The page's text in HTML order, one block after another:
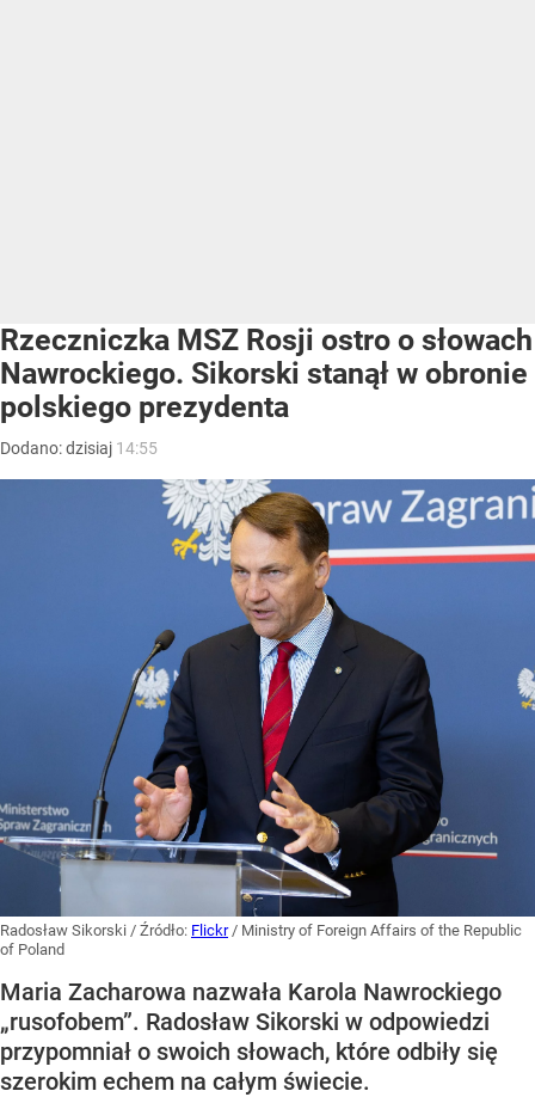
Rzeczniczka MSZ Rosji ostro o słowach
Nawrockiego. Sikorski stanął w obronie
polskiego prezydenta
Dodano:dzisiaj 14:55
Radosław Sikorski / Źródło: Flickr / Ministry of Foreign Affairs of the Republic
of Poland
Maria Zacharowa nazwała Karola Nawrockiego
„rusofobem”. Radosław Sikorski w odpowiedzi
przypomniał o swoich słowach, które odbiły się
szerokim echem na całym świecie.